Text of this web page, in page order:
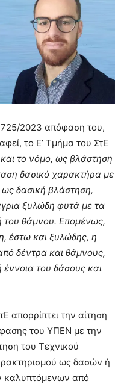
2023 απόφαση του,
το Ε’ Τμήμα του ΣτΕ
το νόμο, ως βλάστηση
δασικό χαρακτήρα με
ως δασική βλάστηση,
ξυλώδη φυτά με τα
του θάμνου. Επομένως,
έστω και ξυλώδης, η
δέντρα και θάμνους,
έννοια του δάσους και
απορρίπτει την αίτηση
του ΥΠΕΝ με την
του Τεχνικού
ως δασών ή
καλυπτόμενων από